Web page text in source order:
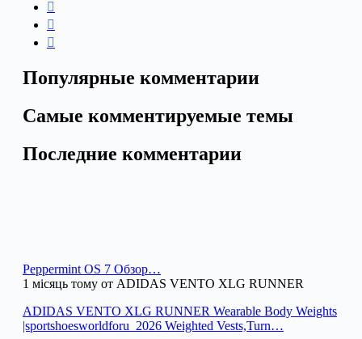
Популярные комментарии
Самые комментируемые темы
Последние комментарии
Peppermint OS 7 Обзор…
1 місяць тому от ADIDAS VENTO XLG RUNNER
ADIDAS VENTO XLG RUNNER Wearable Body Weights
|sportshoesworldforu_2026 Weighted Vests,Turn…